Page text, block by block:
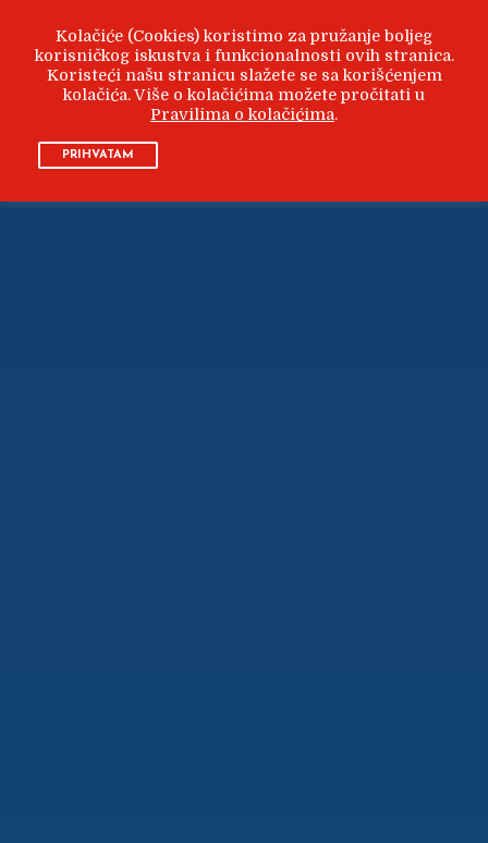
Kolačiće (Cookies) koristimo za pružanje boljeg
korisničkog iskustva i funkcionalnosti ovih stranica.
Koristeći našu stranicu slažete se sa korišćenjem
kolačića. Više o kolačićima možete pročitati u
Pravilima o kolačićima.
PRIHVATAM